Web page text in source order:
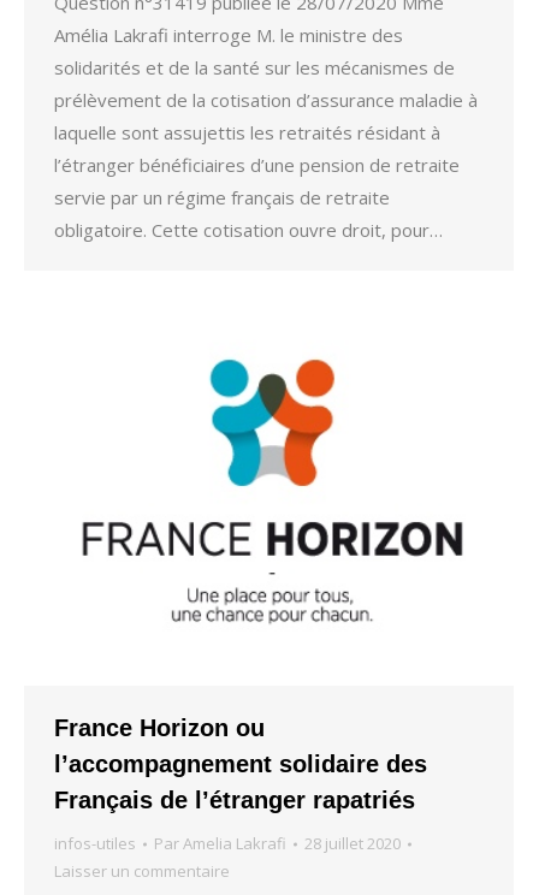
Amélia Lakrafi interroge M. le ministre des
solidarités et de la santé sur les mécanismes de
prélèvement de la cotisation d’assurance maladie à
laquelle sont assujettis les retraités résidant à
l’étranger bénéficiaires d’une pension de retraite
servie par un régime français de retraite
obligatoire. Cette cotisation ouvre droit, pour…
France Horizon ou
l’accompagnement solidaire des
Français de l’étranger rapatriés
infos-utiles ParAmelia Lakrafi
28 juillet 2020
Laisser un commentaire